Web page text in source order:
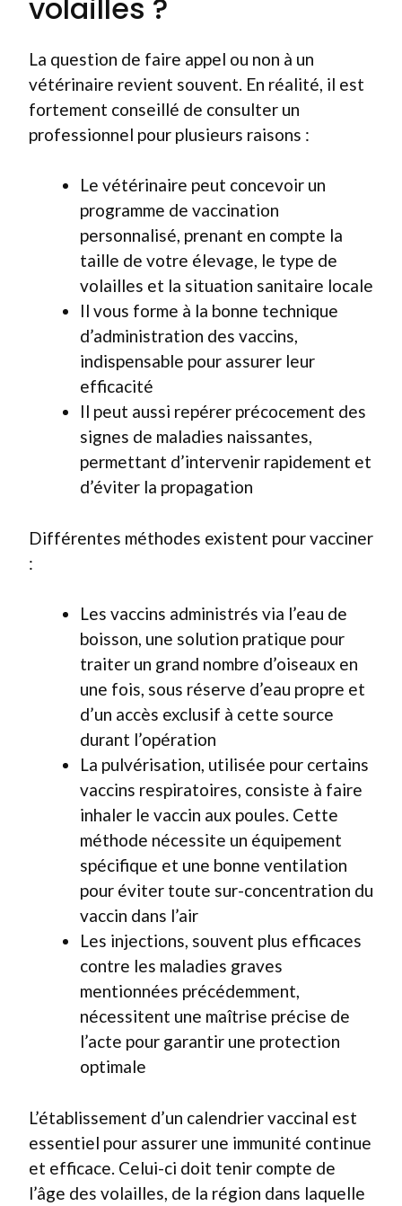
volailles ?
La question de faire appel ou non à un
vétérinaire revient souvent. En réalité, il est
fortement conseillé de consulter un
professionnel pour plusieurs raisons :
Le vétérinaire peut concevoir un
programme de vaccination
personnalisé, prenant en compte la
taille de votre élevage, le type de
volailles et la situation sanitaire locale
Il vous forme à la bonne technique
d’administration des vaccins,
indispensable pour assurer leur
efficacité
Il peut aussi repérer précocement des
signes de maladies naissantes,
permettant d’intervenir rapidement et
d’éviter la propagation
Différentes méthodes existent pour vacciner
:
Les vaccins administrés via l’eau de
boisson, une solution pratique pour
traiter un grand nombre d’oiseaux en
une fois, sous réserve d’eau propre et
d’un accès exclusif à cette source
durant l’opération
La pulvérisation, utilisée pour certains
vaccins respiratoires, consiste à faire
inhaler le vaccin aux poules. Cette
méthode nécessite un équipement
spécifique et une bonne ventilation
pour éviter toute sur-concentration du
vaccin dans l’air
Les injections, souvent plus efficaces
contre les maladies graves
mentionnées précédemment,
nécessitent une maîtrise précise de
l’acte pour garantir une protection
optimale
L’établissement d’un calendrier vaccinal est
essentiel pour assurer une immunité continue
et efficace. Celui-ci doit tenir compte de
l’âge des volailles, de la région dans laquelle